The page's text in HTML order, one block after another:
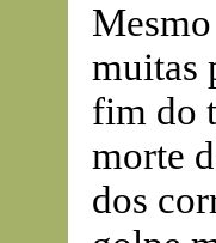
muitas
fim do
morte
dos